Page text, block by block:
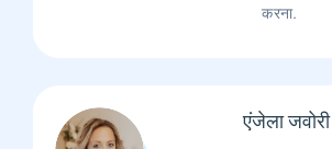
करना.
एंजेला जवोरी